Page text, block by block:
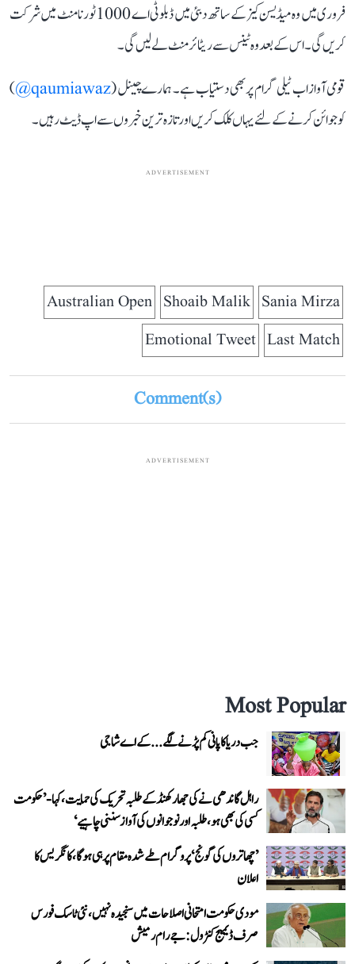
فروری میں وہ میڈیسن کیز کے ساتھ دبئی میں ڈبلو ٹی اے 1000 ٹورنامنٹ میں شرکت
کریں گی۔ اس کے بعد وہ ٹینس سے ریٹائرمنٹ لے لیں گی۔
قومی آواز اب ٹیلی گرام پر بھی دستیاب ہے۔ ہمارے چینل (qaumiawaz@
)
کو جوائن کرنے کے لئے یہاں کلک کریں اور تازہ ترین خبروں سے اپ ڈیٹ رہیں۔
ADVERTISEMENT
Sania Mirza
Shoaib Malik
Australian Open
Last Match
Emotional Tweet
Comment(s)
ADVERTISEMENT
Most Popular
جب دریا کا پانی کم پڑنے لگے...کے اے شاجی
راہل گاندھی نے کی جھارکھنڈ کے طلبہ تحریک کی حمایت، کہا- ’حکومت
کسی کی بھی ہو، طلبہ اور نوجوانوں کی آواز سننی چاہیے‘
’چھاتروں کی گونج‘ پروگرام طے شدہ مقام پر ہی ہوگا، کانگریس کا
اعلان
مودی حکومت امتحانی اصلاحات میں سنجیدہ نہیں، نئی ٹاسک فورس
صرف ڈیمیج کنٹرول: جے رام رمیش